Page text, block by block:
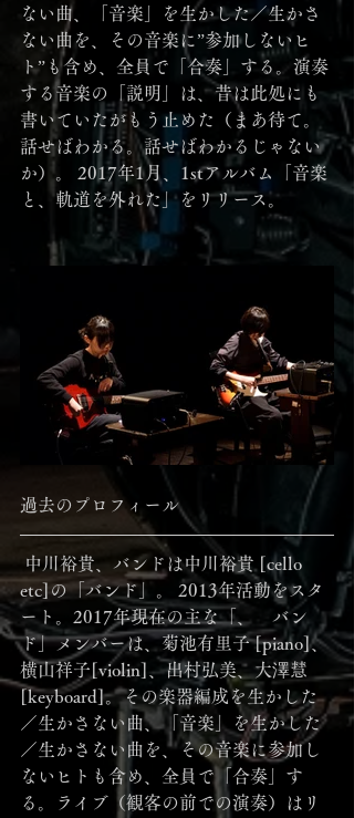
ない曲、「音楽」を生かした／生かさ
ない曲を、その音楽に”参加しないヒ
ト”も含め、全員で「合奏」する。演奏
する音楽の「説明」は、昔は此処にも
書いていたがもう止めた（まあ待て。
話せばわかる。話せばわかるじゃない
か）。 2017年1月、1stアルバム「音楽
と、軌道を外れた」をリリース。
過去のプロフィール
etc]の「バンド」。 2013年活動をスタ
ート。2017年現在の主な「、　バン
ド」メンバーは、菊池有里子 [piano]、
横山祥子[violin]、出村弘美、大澤慧
[keyboard]。その楽器編成を生かした
／生かさない曲、「音楽」を生かした
／生かさない曲を、その音楽に参加し
ないヒトも含め、全員で「合奏」す
る。ライブ（観客の前での演奏）はリ